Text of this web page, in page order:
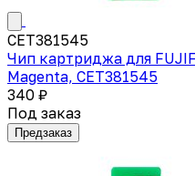
CET381545
Чип картриджа для
Magenta, CET381545
340 ₽
Под заказ
Предзаказ